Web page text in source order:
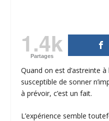
1.4k
Partages
Quand on est d’astreinte
susceptible de sonner
à prévoir, c’est un fait.
L’expérience semble